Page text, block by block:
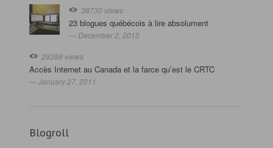
38730 views
23 blogues québécois à lire absolument
— December 2, 2015
29398 views
Accès Internet au Canada et la farce qu’est le CRTC
— January 27, 2011
Blogroll